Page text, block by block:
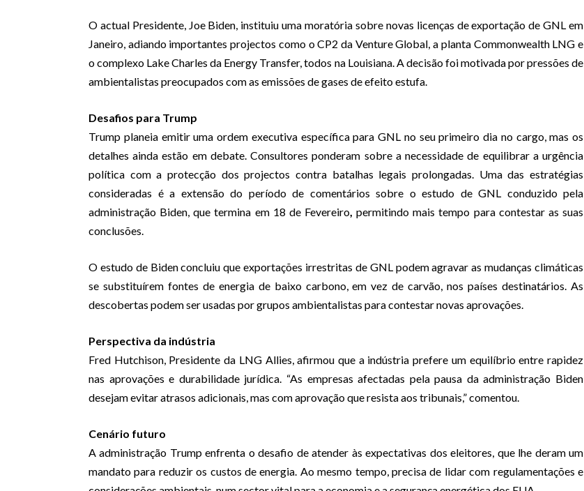
O actual Presidente, Joe Biden, instituiu uma moratória sobre novas licenças de exportação de GNL em
Janeiro, adiando importantes projectos como o CP2 da Venture Global, a planta Commonwealth LNG e
o complexo Lake Charles da Energy Transfer, todos na Louisiana. A decisão foi motivada por pressões de
ambientalistas preocupados com as emissões de gases de efeito estufa.
Desafios para Trump
Trump planeia emitir uma ordem executiva específica para GNL no seu primeiro dia no cargo, mas os
detalhes ainda estão em debate. Consultores ponderam sobre a necessidade de equilibrar a urgência
política com a protecção dos projectos contra batalhas legais prolongadas. Uma das estratégias
consideradas é a extensão do período de comentários sobre o estudo de GNL conduzido pela
administração Biden, que termina em 18 de Fevereiro, permitindo mais tempo para contestar as suas
conclusões.
O estudo de Biden concluiu que exportações irrestritas de GNL podem agravar as mudanças climáticas
se substituírem fontes de energia de baixo carbono, em vez de carvão, nos países destinatários. As
descobertas podem ser usadas por grupos ambientalistas para contestar novas aprovações.
Perspectiva da indústria
Fred Hutchison, Presidente da LNG Allies, afirmou que a indústria prefere um equilíbrio entre rapidez
nas aprovações e durabilidade jurídica. “As empresas afectadas pela pausa da administração Biden
desejam evitar atrasos adicionais, mas com aprovação que resista aos tribunais,” comentou.
Cenário futuro
A administração Trump enfrenta o desafio de atender às expectativas dos eleitores, que lhe deram um
mandato para reduzir os custos de energia. Ao mesmo tempo, precisa de lidar com regulamentações e